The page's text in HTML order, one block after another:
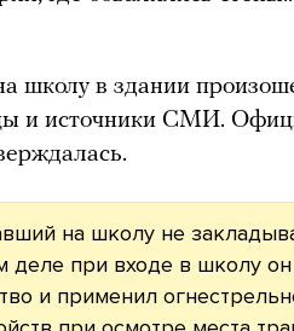
школу в здании
и источники СМИ.
на школу не
деле при входе в школу
и применил